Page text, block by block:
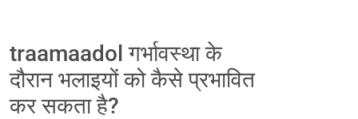
traamaadol गर्भावस्था के
दौरान भलाइयों को कैसे प्रभावित
कर सकता है?